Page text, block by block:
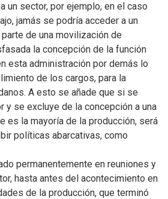
un sector, por ejemplo, en el caso
jamás se podría acceder a un
de una movilización de
la concepción de la función
esta administración por demás lo
de los cargos, para la
A esto se añade que si se
y se excluye de la concepción a una
es la mayoría de la producción, será
políticas abarcativas, como
permanentemente en reuniones y
hasta antes del acontecimiento en
de la producción, que terminó